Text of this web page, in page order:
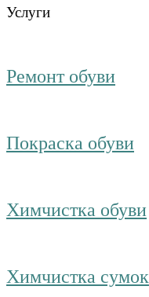
Услуги
Ремонт обуви
Покраска обуви
Химчистка обуви
Химчистка сумок